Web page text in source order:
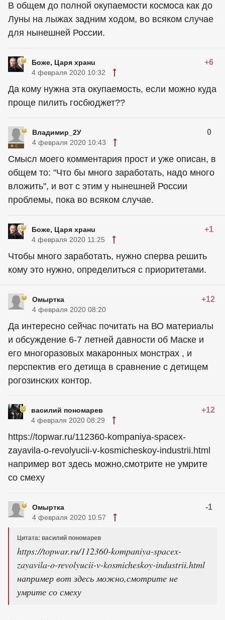
В общем до полной окупаемости космоса как до
Луны на лыжах задним ходом, во всяком случае
для нынешней России.
Боже, Царя хранu +6
4 февраля 2020 10:32
Да кому нужна эта окупаемость, если можно куда
проще пилить госбюджет??
Владимир_2У 0
4 февраля 2020 10:43
Смысл моего комментария прост и уже описан, в
общем то: "Что бы много заработать, надо много
вложить", и вот с этим у нынешней России
проблемы, пока во всяком случае.
Боже, Царя хранu +1
4 февраля 2020 11:25
Чтобы много заработать, нужно сперва решить
кому это нужно, определиться с приоритетами.
Омыртка +12
4 февраля 2020 08:20
Да интересно сейчас почитать на ВО материалы
и обсуждение 6-7 летней давности об Маске и
его многоразовых макаронных монстрах , и
перспектив его детища в сравнение с детищем
рогозинских контор.
василий пономарев +12
4 февраля 2020 08:29
https://topwar.ru/112360-kompaniya-spacex-
zayavila-o-revolyucii-v-kosmicheskoy-industrii.html
например вот здесь можно,смотрите не умрите
со смеху
Омыртка -1
4 февраля 2020 10:57
Цитата: василий пономарев
https://topwar.ru/112360-kompaniya-spacex-
zayavila-o-revolyucii-v-kosmicheskoy-industrii.html
например вот здесь можно,смотрите не
умрите со смеху